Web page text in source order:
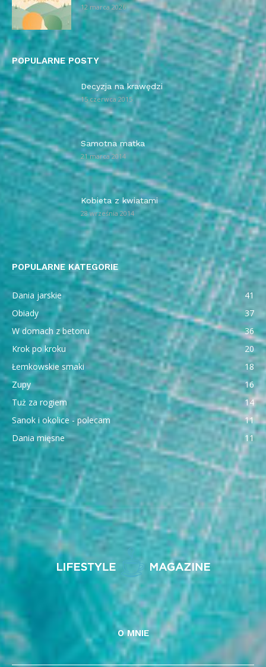
12 marca 2026
POPULARNE POSTY
Decyzja na krawędzi
15 czerwca 2015
Samotna matka
21 marca 2014
Kobieta z kwiatami
28 września 2014
POPULARNE KATEGORIE
Dania jarskie
41
Obiady
37
W domach z betonu
36
Krok po kroku
20
Łemkowskie smaki
18
Zupy
16
Tuż za rogiem
14
Sanok i okolice - polecam
11
Dania mięsne
11
O MNIE